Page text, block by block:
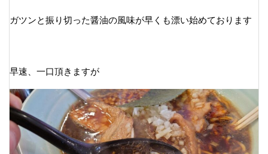
ガツンと振り切った醤油の風味が早くも漂い始めております
早速、一口頂きますが